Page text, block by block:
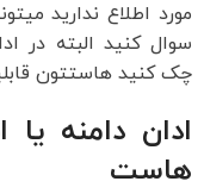
مورد اطلاع ندارید
سوال کنید البته در
چک کنید هاستتون
ادان دامنه
هاست